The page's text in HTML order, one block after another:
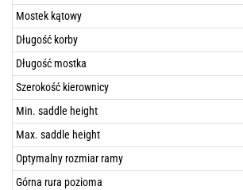
Mostek kątowy
Długość korby
Długość mostka
Szerokość kierownicy
Min. saddle height
Max. saddle height
Optymalny rozmiar ramy
Górna rura pozioma